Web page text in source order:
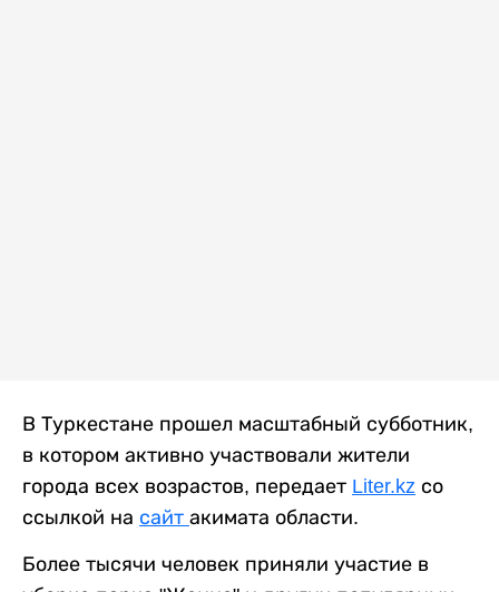
В Туркестане прошел масштабный субботник,
в котором активно участвовали жители
города всех возрастов, передает Liter.kz со
ссылкой на сайт акимата области.
Более тысячи человек приняли участие в